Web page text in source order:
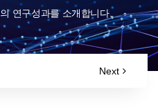
연구성과를 소개합니다.
Next